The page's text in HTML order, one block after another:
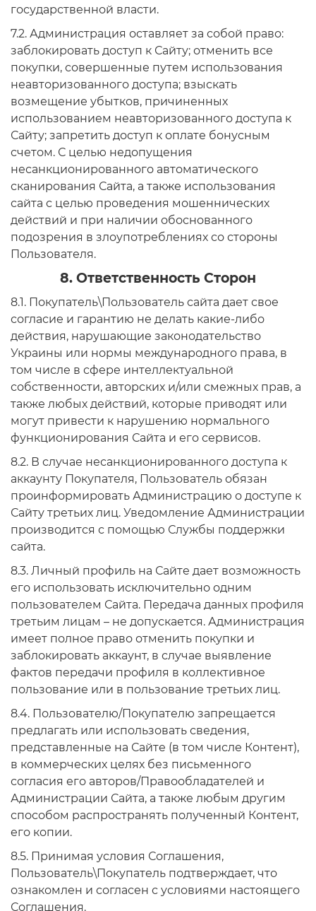
государственной власти.
7.2. Администрация оставляет за собой право:
заблокировать доступ к Сайту; отменить все
покупки, совершенные путем использования
неавторизованного доступа; взыскать
возмещение убытков, причиненных
использованием неавторизованного доступа к
Сайту; запретить доступ к оплате бонусным
счетом. С целью недопущения
несанкционированного автоматического
сканирования Сайта, а также использования
сайта с целью проведения мошеннических
действий и при наличии обоснованного
подозрения в злоупотреблениях со стороны
Пользователя.
8. Ответственность Сторон
8.1. Покупатель\Пользователь сайта дает свое
согласие и гарантию не делать какие-либо
действия, нарушающие законодательство
Украины или нормы международного права, в
том числе в сфере интеллектуальной
собственности, авторских и/или смежных прав, а
также любых действий, которые приводят или
могут привести к нарушению нормального
функционирования Сайта и его сервисов.
8.2. В случае несанкционированного доступа к
аккаунту Покупателя, Пользователь обязан
проинформировать Администрацию о доступе к
Сайту третьих лиц. Уведомление Администрации
производится с помощью Службы поддержки
сайта.
8.3. Личный профиль на Сайте дает возможность
его использовать исключительно одним
пользователем Сайта. Передача данных профиля
третьим лицам – не допускается. Администрация
имеет полное право отменить покупки и
заблокировать аккаунт, в случае выявление
фактов передачи профиля в коллективное
пользование или в пользование третьих лиц.
8.4. Пользователю/Покупателю запрещается
предлагать или использовать сведения,
представленные на Сайте (в том числе Контент),
в коммерческих целях без письменного
согласия его авторов/Правообладателей и
Администрации Сайта, а также любым другим
способом распространять полученный Контент,
его копии.
8.5. Принимая условия Соглашения,
Пользователь\Покупатель подтверждает, что
ознакомлен и согласен с условиями настоящего
Соглашения.